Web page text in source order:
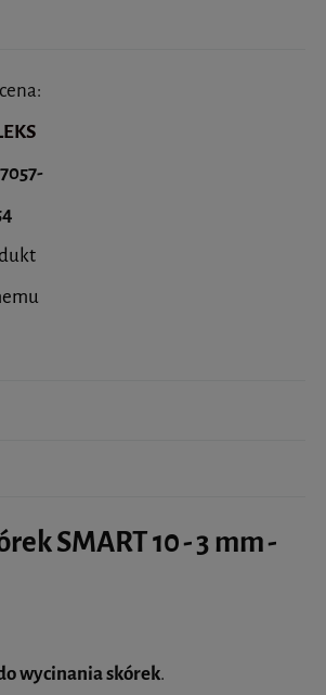
SMART 10 - 3 mm -
wycinania skórek.